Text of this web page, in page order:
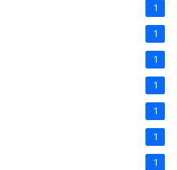
1
1
1
1
1
1
1